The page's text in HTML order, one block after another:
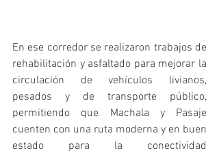
En ese corredor se realizaron trabajos de
rehabilitación y asfaltado para mejorar la
circulación de vehículos livianos,
pesados y de transporte público,
permitiendo que Machala y Pasaje
cuenten con una ruta moderna y en buen
estado para la conectividad